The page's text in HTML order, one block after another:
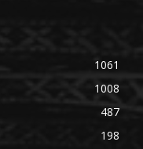
1061
1008
487
198